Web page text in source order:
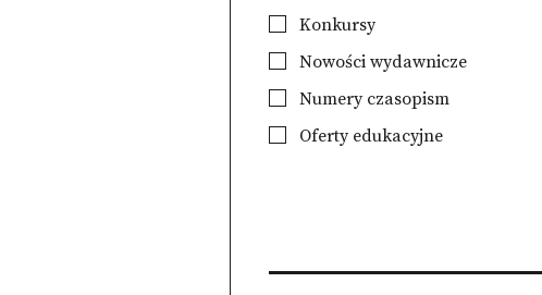
Konkursy
Nowości wydawnicze
Numery czasopism
Oferty edukacyjne